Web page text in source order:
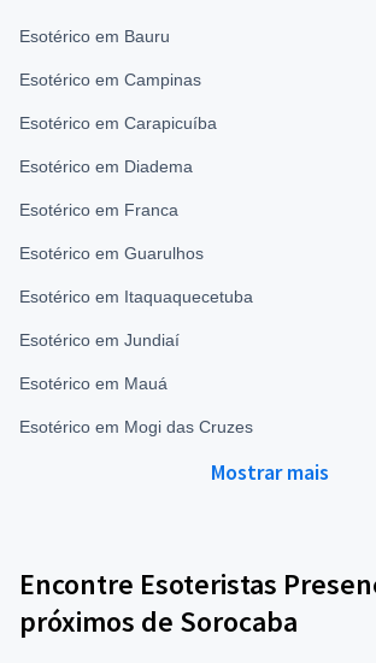
Esotérico em Bauru
Esotérico em Campinas
Esotérico em Carapicuíba
Esotérico em Diadema
Esotérico em Franca
Esotérico em Guarulhos
Esotérico em Itaquaquecetuba
Esotérico em Jundiaí
Esotérico em Mauá
Esotérico em Mogi das Cruzes
Mostrar mais
Encontre Esoteristas
próximos de Sorocaba